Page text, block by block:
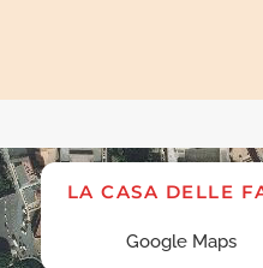
LA CASA DELLE
Google Maps